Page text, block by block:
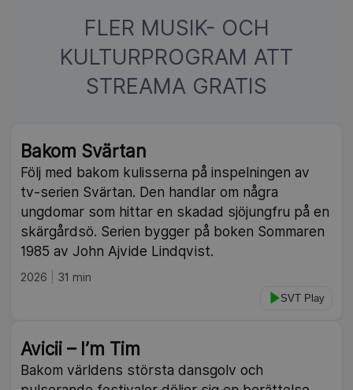
FLER MUSIK- OCH
KULTURPROGRAM ATT
STREAMA GRATIS
Bakom Svärtan
Följ med bakom kulisserna på inspelningen av
tv-serien Svärtan. Den handlar om några
ungdomar som hittar en skadad sjöjungfru på en
skärgårdsö. Serien bygger på boken Sommaren
1985 av John Ajvide Lindqvist.
2026 31 min
SVT Play
Avicii – I’m Tim
Bakom världens största dansgolv och